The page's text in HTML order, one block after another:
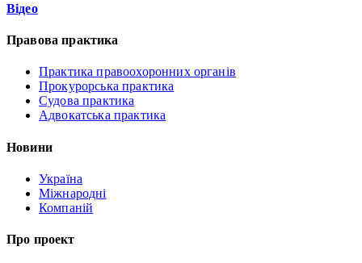
Відео
Правова практика
Практика правоохоронних органів
Прокурорська практика
Судова практика
Адвокатська практика
Новини
Україна
Міжнародні
Компаній
Про проект